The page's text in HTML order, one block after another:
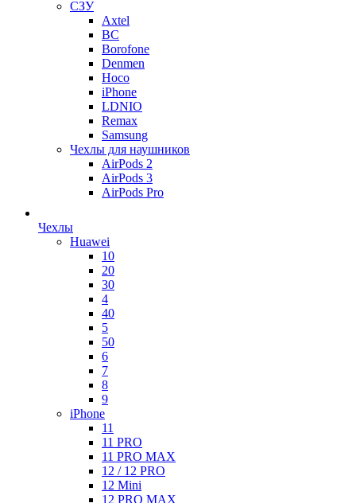
СЗУ
Axtel
BC
Borofone
Denmen
Hoco
iPhone
LDNIO
Remax
Samsung
Чехлы для наушников
AirPods 2
AirPods 3
AirPods Pro
Чехлы
Huawei
10
20
30
4
40
5
50
6
7
8
9
iPhone
11
11 PRO
11 PRO MAX
12 / 12 PRO
12 Mini
12 PRO MAX